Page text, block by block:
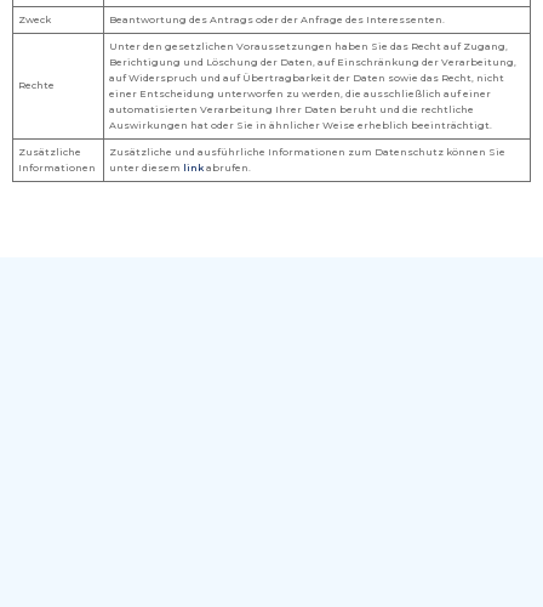
Zweck Beantwortung des Antrags oder der Anfrage des Interessenten.
Rechte
Unter den gesetzlichen Voraussetzungen haben Sie das Recht auf Zugang,
Berichtigung und Löschung der Daten, auf Einschränkung der Verarbeitung,
auf Widerspruch und auf Übertragbarkeit der Daten sowie das Recht, nicht
einer Entscheidung unterworfen zu werden, die ausschließlich auf einer
automatisierten Verarbeitung Ihrer Daten beruht und die rechtliche
Auswirkungen hat oder Sie in ähnlicher Weise erheblich beeinträchtigt.
Zusätzliche
Informationen
Zusätzliche und ausführliche Informationen zum Datenschutz können Sie
unter diesem link abrufen.